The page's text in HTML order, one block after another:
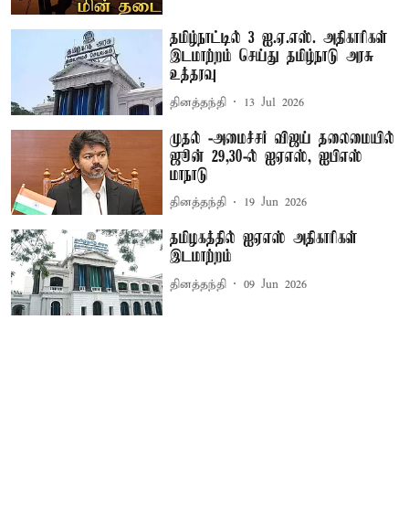
தமிழ்நாட்டில் 3 ஐ.ஏ.எஸ். அதிகாரிகள்
இடமாற்றம் செய்து தமிழ்நாடு அரசு
உத்தரவு
தினத்தந்தி 13 Jul 2026
முதல் -அமைச்சர் விஜய் தலைமையில்
ஜூன் 29,30-ல் ஐஏஎஸ், ஐபிஎஸ்
மாநாடு
தினத்தந்தி 19 Jun 2026
தமிழகத்தில் ஐஏஎஸ் அதிகாரிகள்
இடமாற்றம்
தினத்தந்தி 09 Jun 2026